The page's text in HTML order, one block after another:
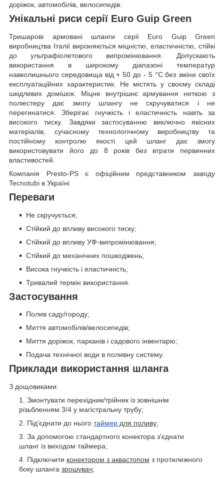
доріжок, автомобілів, велосипедів.
Унікальні риси серії Euro Guip Green
Тришарові армовані шланги серії Euro Guip Green
виробництва Італії вирізняються міцністю, еластичністю, стійкі
до ультрафіолетового випромінювання. Допускають
використання в широкому діапазоні температур
навколишнього середовища від + 50 до - 5 °C без зміни своїх
експлуатаційних характеристик. Не містять у своєму складі
шкідливих домішок. Міцне внутрішнє армування ниткою з
поліестеру дає змогу шлангу не скручуватися і не
перегинатися. Зберігає гнучкість і еластичність навіть за
високого тиску. Завдяки застосуванню виключно якісних
матеріалів, сучасному технологічному виробництву та
постійному контролю якості цей шланг дає змогу
використовувати його до 8 років без втрати первинних
властивостей.
Компанія Presto-PS є офіційним представником заводу
Tecnotubi в Україні
Переваги
Не скручується;
Стійкий до впливу високого тиску;
Стійкий до впливу УФ-випромінювання;
Стійкий до механічних пошкоджень;
Висока гнучкість і еластичність;
Тривалий термін використання.
Застосування
Полив саду/городу;
Миття автомобілів/велосипедів;
Миття доріжок, парканів і садового інвентарю;
Подача технічної води в поливну систему.
Приклади використання шланга
З дощовиками:
Змонтувати перехідник/трійник із зовнішнім
різьбленням 3/4 у магістральну трубу;
Під'єднати до нього таймер для поливу;
За допомогою стандартного конектора з'єднати
шланг із виходом таймера;
Підключити конектором з аквастопом з протилежного
боку шланга зрошувач;